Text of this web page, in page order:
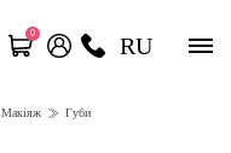
0 RU
Макіяж Губи